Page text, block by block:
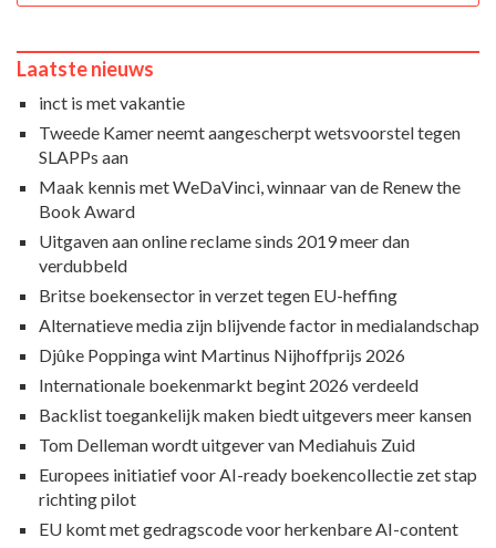
Laatste nieuws
inct is met vakantie
Tweede Kamer neemt aangescherpt wetsvoorstel tegen
SLAPPs aan
Maak kennis met WeDaVinci, winnaar van de Renew the
Book Award
Uitgaven aan online reclame sinds 2019 meer dan
verdubbeld
Britse boekensector in verzet tegen EU-heffing
Alternatieve media zijn blijvende factor in medialandschap
Djûke Poppinga wint Martinus Nijhoffprijs 2026
Internationale boekenmarkt begint 2026 verdeeld
Backlist toegankelijk maken biedt uitgevers meer kansen
Tom Delleman wordt uitgever van Mediahuis Zuid
Europees initiatief voor AI-ready boekencollectie zet stap
richting pilot
EU komt met gedragscode voor herkenbare AI-content